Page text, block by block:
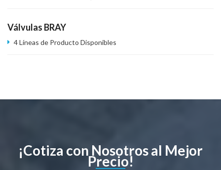
Válvulas BRAY
4 Líneas de Producto Disponibles
¡Cotiza con Nosotros al Mejor
Precio!